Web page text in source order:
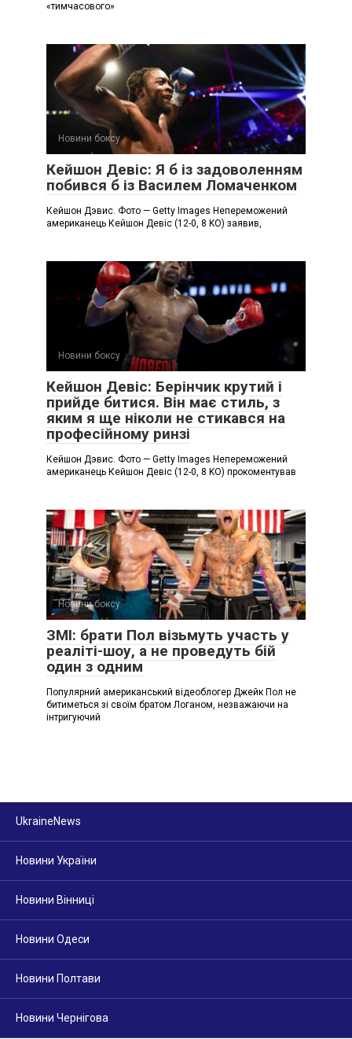
«тимчасового»
Новини боксу
Кейшон Девіс: Я б із задоволенням
побився б із Василем Ломаченком
Кейшон Дэвис. Фото — Getty Images Непереможений
американець Кейшон Девіс (12-0, 8 KO) заявив,
Новини боксу
Кейшон Девіс: Берінчик крутий і
прийде битися. Він має стиль, з
яким я ще ніколи не стикався на
професійному ринзі
Кейшон Дэвис. Фото — Getty Images Непереможений
американець Кейшон Девіс (12-0, 8 KO) прокоментував
Новини боксу
ЗМІ: брати Пол візьмуть участь у
реаліті-шоу, а не проведуть бій
один з одним
Популярний американський відеоблогер Джейк Пол не
битиметься зі своїм братом Логаном, незважаючи на
інтригуючий
UkraineNews
Новини України
Новини Вінниці
Новини Одеси
Новини Полтави
Новини Чернігова